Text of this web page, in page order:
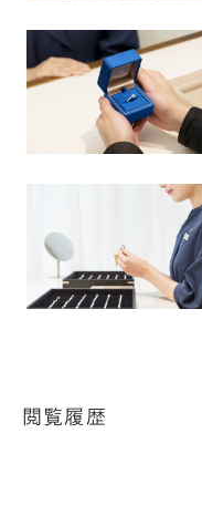
閲覧履歴